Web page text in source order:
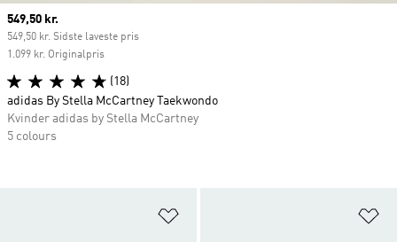
Current price
549,50 kr.
549,50 kr. Sidste laveste pris
1.099 kr. Originalpris
(18)
adidas By Stella McCartney Taekwondo
Kvinder adidas by Stella McCartney
5 colours